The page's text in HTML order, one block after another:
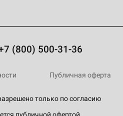
(800) 500-31-36
только по согласию
публичной офертой
Публичная оферта